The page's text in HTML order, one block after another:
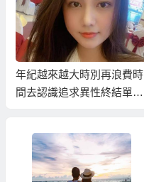
年紀越來越大時別再浪費時
間去認識追求異性終結單